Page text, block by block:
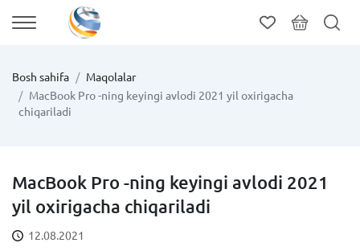
Bosh sahifa
Maqolalar
MacBook Pro -ning keyingi avlodi 2021 yil oxirigacha
chiqariladi
MacBook Pro -ning keyingi avlodi 2021
yil oxirigacha chiqariladi
12.08.2021